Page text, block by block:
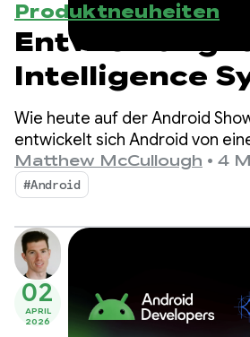
Produktneuheiten
Entwicklung
Intelligence
auf Android
Wie heute auf der Android
entwickelt sich Android von
Betriebssystem zu einem
wodurch sich mehr
Interaktion mit Ihren Apps
Matthew McCullough • 4
#Android
02
APRIL
2026